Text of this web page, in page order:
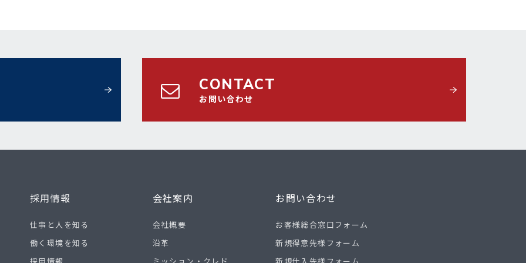
CONTACT
お問い合わせ
採用情報
仕事と人を知る
働く環境を知る
会社案内
会社概要
沿革
お問い合わせ
お客様総合窓口フォーム
新規得意先様フォーム